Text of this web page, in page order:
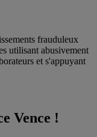
frauduleux
utilisant abusivement
et s'appuyant
Vence !